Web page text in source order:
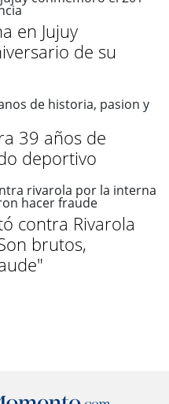
en Jujuy
de su
39 años de
deportivo
contra Rivarola
brutos,